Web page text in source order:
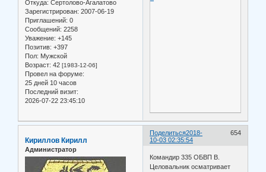
Откуда: Сертолово-Агалатово
Зарегистрирован: 2007-06-19
Приглашений: 0
Сообщений: 2258
Уважение: +145
Позитив: +397
Пол: Мужской
Возраст: 42 [1983-12-06]
Провел на форуме:
25 дней 10 часов
Последний визит:
2026-07-22 23:45:10
Поделиться 654
2018-
10-03 02:35:54
Кириллов Кирилл
Администратор
Командир 335 ОБВП В.
Целовальник осматривает